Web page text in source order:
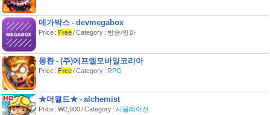
메가박스 - devmegabox
Price : Free/ Category : 방송/영화
몽환 - (주)에프엘모바일코리아
Price : Free/ Category : RPG
★더월드★ - alchemist
Price : ₩2,900 / Category : 시뮬레이션